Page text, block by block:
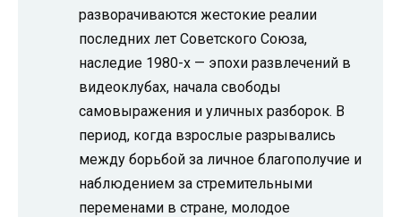
разворачиваются жестокие реалии
последних лет Советского Союза,
наследие 1980-х — эпохи развлечений в
видеоклубах, начала свободы
самовыражения и уличных разборок. В
период, когда взрослые разрывались
между борьбой за личное благополучие и
наблюдением за стремительными
переменами в стране, молодое